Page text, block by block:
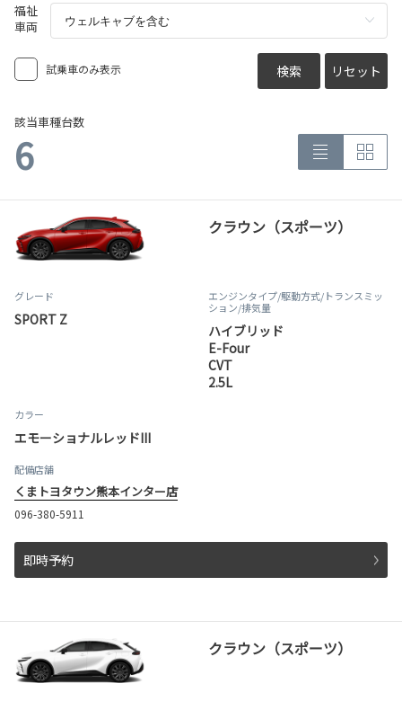
福祉
車両
試乗車のみ表示 検索 リセット
該当車種台数
6
クラウン（スポーツ）
グレード
SPORT Z
エンジンタイプ/駆動方式/トランスミッ
ション/排気量
ハイブリッド
E-Four
CVT
2.5L
カラー
エモーショナルレッドIII
配備店舗
くまトヨタウン熊本インター店
096-380-5911
即時予約
クラウン（スポーツ）